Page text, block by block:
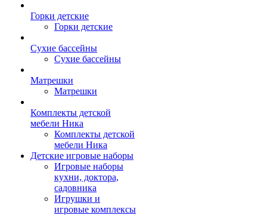
Горки детские
Горки детские
Сухие бассейны
Сухие бассейны
Матрешки
Матрешки
Комплекты детской
мебели Ника
Комплекты детской
мебели Ника
Детские игровые наборы
Игровые наборы
кухни, доктора,
садовника
Игрушки и
игровые комплексы